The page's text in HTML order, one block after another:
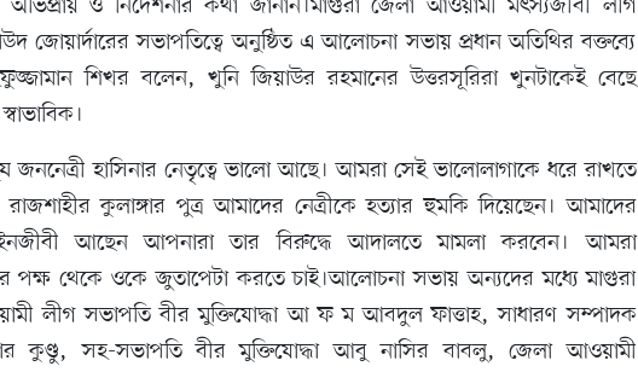
ও নির্দেশনার কথা জানান।মাগুরা জেলা আওয়ামী মৎস্যজীবী লীগ
জোয়ার্দারের সভাপতিত্বে অনুষ্ঠিত এ আলোচনা সভায় প্রধান অতিথির বক্তব্যে
শিখর বলেন, খুনি জিয়াউর রহমানের উত্তরসূরিরা খুনটাকেই বেছে
জননেত্রী হাসিনার নেতৃত্বে ভালো আছে। আমরা সেই ভালোলাগাকে ধরে রাখতে
কুলাঙ্গার পুত্র আমাদের নেত্রীকে হত্যার হুমকি দিয়েছেন। আমাদের
আছেন আপনারা তার বিরুদ্ধে আদালতে মামলা করবেন। আমরা
পক্ষ থেকে ওকে জুতাপেটা করতে চাই।আলোচনা সভায় অন্যদের মধ্যে মাগুরা
লীগ সভাপতি বীর মুক্তিযোদ্ধা আ ফ ম আবদুল ফাত্তাহ, সাধারণ সম্পাদক
কুণ্ডু, সহ-সভাপতি বীর মুক্তিযোদ্ধা আবু নাসির বাবলু, জেলা আওয়ামী